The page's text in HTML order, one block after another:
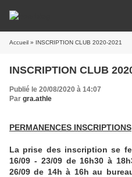
Accueil » INSCRIPTION CLUB 2020-2021
INSCRIPTION CLUB
Publié le 20/08/2020 à 14:07
Par gra.athle
PERMANENCES INSCRIPTIONS
La prise des inscription se
16/09 - 23/09 de 16h30 à
26/09 de 14h à 16h au